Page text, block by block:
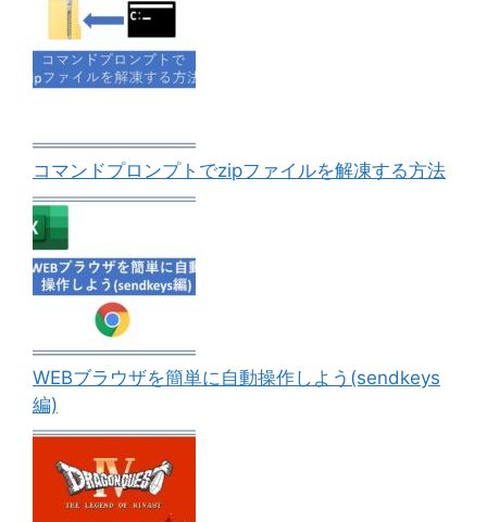
コマンドプロンプトでzipファイルを解凍する方法
WEBブラウザを簡単に自動操作しよう(sendkeys
編)